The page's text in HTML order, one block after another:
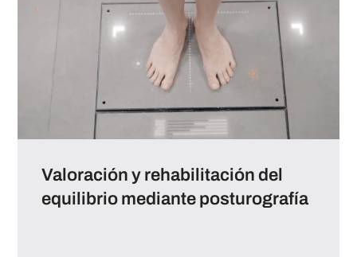
Valoración y rehabilitación del
equilibrio mediante posturografía